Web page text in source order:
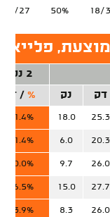
18/
50%
13/27
2 נק'
דק נק %
/זר
25.3
18.0
71.4%
20.3
6.0
71.4%
26.0
9.7
60.0%
27.7
15.0
56.5%
26.0
8.3
53.9%